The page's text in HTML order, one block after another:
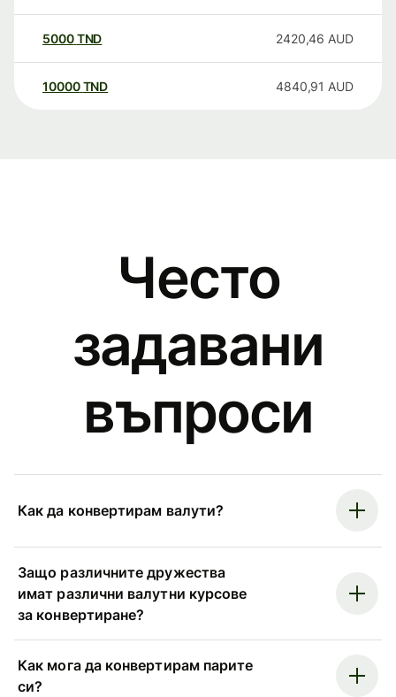
5000TND 2420,46 AUD
10000 TND 4840,91 AUD
Често
задавани
въпроси
Как да конвертирам валути?
Защо различните дружества
имат различни валутни курсове
за конвертиране?
Как мога да конвертирам парите
си?